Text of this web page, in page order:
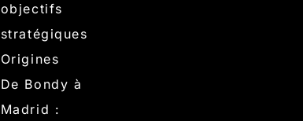
objectifs
stratégiques
Origines
De Bondy à
Madrid :